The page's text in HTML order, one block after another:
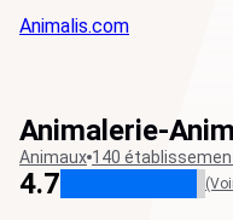
Animalis.com
Animalerie-
Animaux 140
4.7